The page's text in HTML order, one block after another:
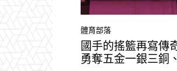
體育部落
國手的搖籃再寫
勇奪五金一銀三銅